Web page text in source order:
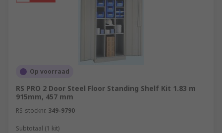
Op voorraad
RS PRO 2 Door Steel Floor Standing Shelf Kit 1.83 m
915mm, 457 mm
RS-stocknr. 349-9790
Subtotaal (1 kit)